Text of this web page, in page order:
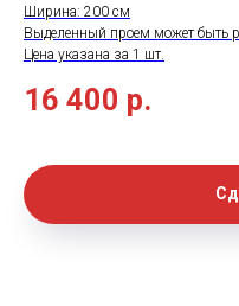
Ширина: 200 см
Выделенный проем может быть
Цена указана за 1 шт.
16 400 р.